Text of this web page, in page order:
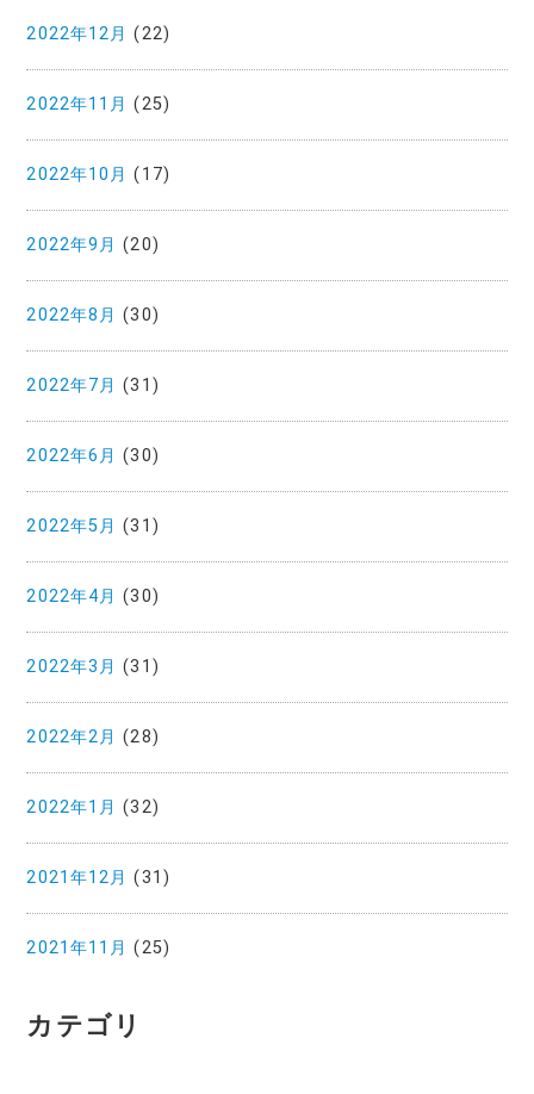
2022年12月 (22)
2022年11月 (25)
2022年10月 (17)
2022年9月 (20)
2022年8月 (30)
2022年7月 (31)
2022年6月 (30)
2022年5月 (31)
2022年4月 (30)
2022年3月 (31)
2022年2月 (28)
2022年1月 (32)
2021年12月 (31)
2021年11月 (25)
カテゴリ